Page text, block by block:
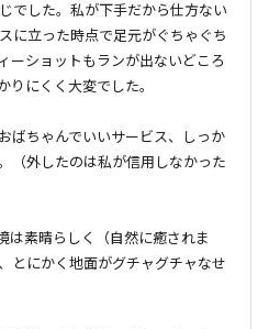
でした。私が下手だから仕方ない
に立った時点で足元がぐちゃぐち
ーショットもランが出ないどころ
りにくく大変でした。
ばちゃんでいいサービス、しっか
（外したのは私が信用しなかった
は素晴らしく（自然に癒されま
とにかく地面がグチャグチャなせ